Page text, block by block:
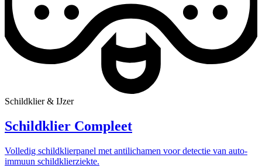
Schildklier & IJzer
Schildklier Compleet
Volledig schildklierpanel met antilichamen voor detectie van auto-
immuun schildklierziekte.